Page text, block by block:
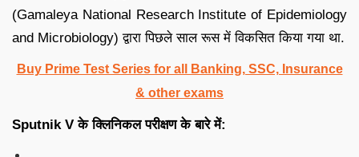
(Gamaleya National Research Institute of Epidemiology
and Microbiology) द्वारा पिछले साल रूस में विकसित किया गया था.
Buy Prime Test Series for all Banking, SSC, Insurance
& other exams
Sputnik V के क्लिनिकल परीक्षण के बारे में: